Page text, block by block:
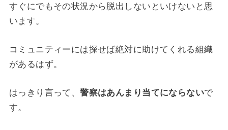
すぐにでもその状況から脱出しないといけないと思
います。
コミュニティーには探せば絶対に助けてくれる組織
があるはず。
はっきり言って、警察はあんまり当てにならないで
す。